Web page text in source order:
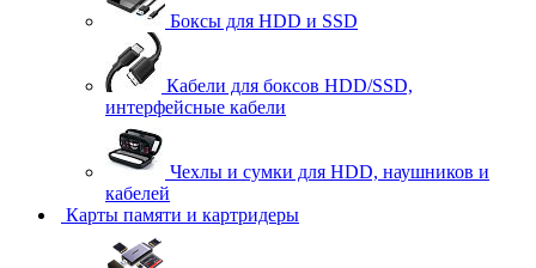
Боксы для HDD и SSD
Кабели для боксов HDD/SSD,
интерфейсные кабели
Чехлы и сумки для HDD, наушников и
кабелей
Карты памяти и картридеры